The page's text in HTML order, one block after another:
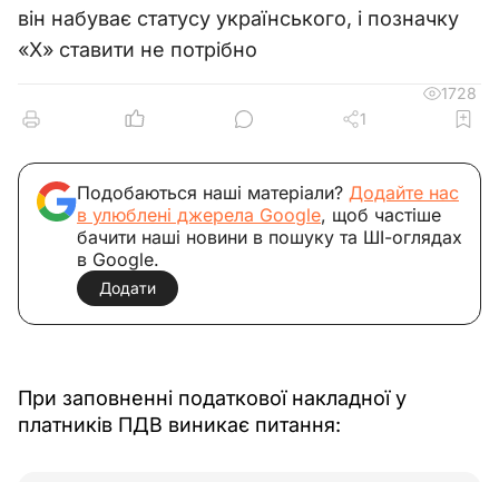
він набуває статусу українського, і позначку
«Х» ставити не потрібно
1728
1
Подобаються наші матеріали? Додайте нас
в улюблені джерела Google, щоб частіше
бачити наші новини в пошуку та ШІ-оглядах
в Google.
Додати
При заповненні податкової накладної у
платників ПДВ виникає питання: